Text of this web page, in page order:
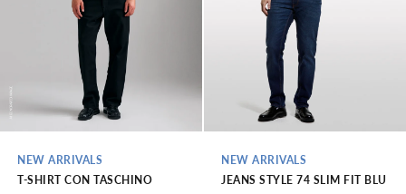
NEW ARRIVALS
T-SHIRT CON TASCHINO
NEW ARRIVALS
JEANS STYLE 74 SLIM FIT BLU